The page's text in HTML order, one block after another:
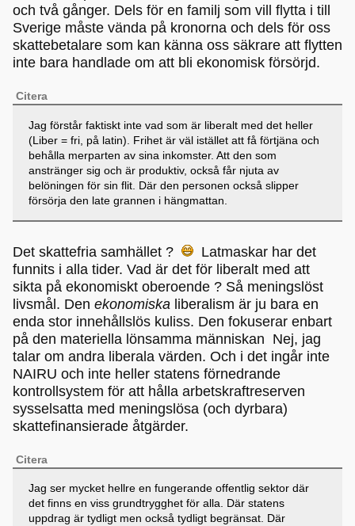
och två gånger. Dels för en familj som vill flytta i till
Sverige måste vända på kronorna och dels för oss
skattebetalare som kan känna oss säkrare att flytten
inte bara handlade om att bli ekonomisk försörjd.
Citera
Jag förstår faktiskt inte vad som är liberalt med det heller
(Liber = fri, på latin). Frihet är väl istället att få förtjäna och
behålla merparten av sina inkomster. Att den som
anstränger sig och är produktiv, också får njuta av
belöningen för sin flit. Där den personen också slipper
försörja den late grannen i hängmattan.
Det skattefria samhället ?
Latmaskar har det
funnits i alla tider. Vad är det för liberalt med att
sikta på ekonomiskt oberoende ? Så meningslöst
livsmål. Den ekonomiska liberalism är ju bara en
enda stor innehållslös kuliss. Den fokuserar enbart
på den materiella lönsamma människan Nej, jag
talar om andra liberala värden. Och i det ingår inte
NAIRU och inte heller statens förnedrande
kontrollsystem för att hålla arbetskraftreserven
sysselsatta med meningslösa (och dyrbara)
skattefinansierade åtgärder.
Citera
Jag ser mycket hellre en fungerande offentlig sektor där
det finns en viss grundtrygghet för alla. Där statens
uppdrag är tydligt men också tydligt begränsat. Där